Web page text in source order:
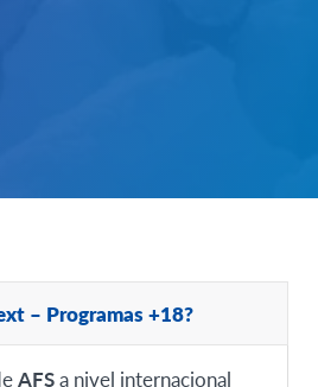
– Programas +18?
AFSa nivel internacional